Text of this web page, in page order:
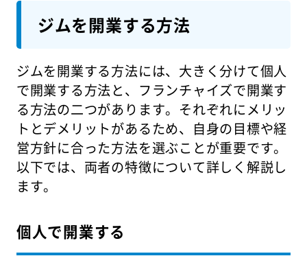
ジムを開業する方法
ジムを開業する方法には、大きく分けて個人
で開業する方法と、フランチャイズで開業す
る方法の二つがあります。それぞれにメリッ
トとデメリットがあるため、自身の目標や経
営方針に合った方法を選ぶことが重要です。
以下では、両者の特徴について詳しく解説し
ます。
個人で開業する